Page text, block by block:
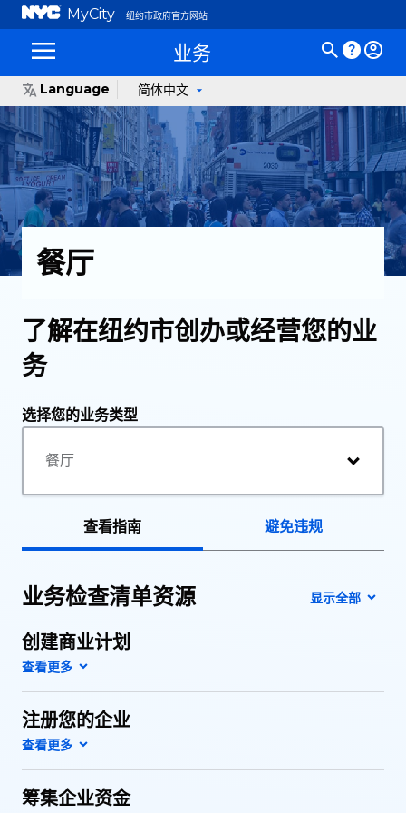
MyCity 纽约市政府官方网站
业务
Language 简体中文
餐厅
了解在纽约市创办或经营您的业
务
选择您的业务类型
查看指南 避免违规
业务检查清单资源 显示全部
创建商业计划
注册您的企业
筹集企业资金